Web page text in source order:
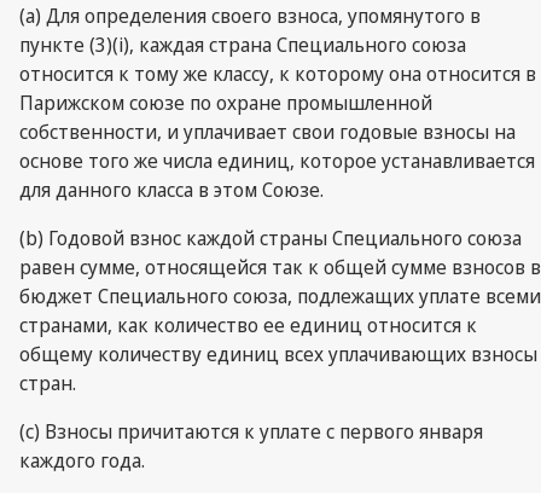
(а) Для определения своего взноса, упомянутого в
пункте (3)(i), каждая страна Специального союза
относится к тому же классу, к которому она относится в
Парижском союзе по охране промышленной
собственности, и уплачивает свои годовые взносы на
основе того же числа единиц, которое устанавливается
для данного класса в этом Союзе.
(b) Годовой взнос каждой страны Специального союза
равен сумме, относящейся так к общей сумме взносов в
бюджет Специального союза, подлежащих уплате всеми
странами, как количество ее единиц относится к
общему количеству единиц всех уплачивающих взносы
стран.
(c) Взносы причитаются к уплате с первого января
каждого года.